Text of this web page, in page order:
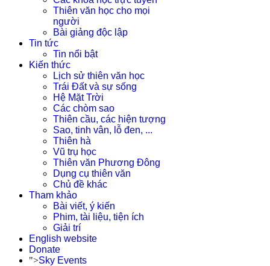
Thiên văn học cho mọi
người
Bài giảng độc lập
Tin tức
Tin nổi bật
Kiến thức
Lịch sử thiên văn học
Trái Đất và sự sống
Hệ Mặt Trời
Các chòm sao
Thiên cầu, các hiện tượng
Sao, tinh vân, lỗ đen, ...
Thiên hà
Vũ trụ học
Thiên văn Phương Đông
Dụng cụ thiên văn
Chủ đề khác
Tham khảo
Bài viết, ý kiến
Phim, tài liệu, tiện ích
Giải trí
English website
Donate
">Sky Events